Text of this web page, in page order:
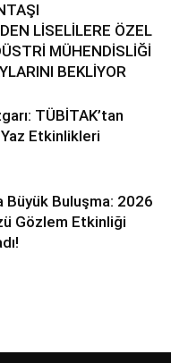
LİSELİLERE ÖZEL
MÜHENDİSLİĞİ
BEKLİYOR
TÜBİTAK’tan
Etkinlikleri
Büyük Buluşma: 2026
Gözlem Etkinliği